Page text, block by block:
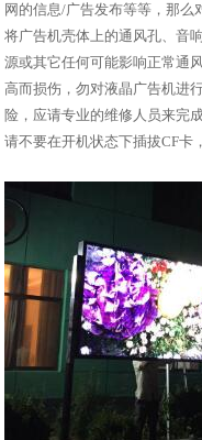
网的信息/广告发布等等，那
将广告机壳体上的通风孔、音
源或其它任何可能影响正常通
高而损伤，勿对液晶广告机进
险，应请专业的维修人员来完
请不要在开机状态下插拔CF卡